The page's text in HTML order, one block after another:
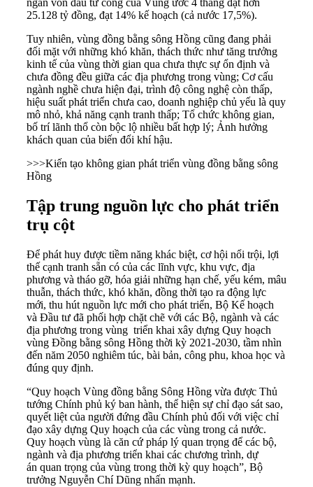
ngân vốn đầu tư công của Vùng ước 4 tháng đạt hơn
25.128 tỷ đồng, đạt 14% kế hoạch (cả nước 17,5%).
Tuy nhiên, vùng đồng bằng sông Hồng cũng đang phải
đối mặt với những khó khăn, thách thức như tăng trưởng
kinh tế của vùng thời gian qua chưa thực sự ổn định và
chưa đồng đều giữa các địa phương trong vùng; Cơ cấu
ngành nghề chưa hiện đại, trình độ công nghệ còn thấp,
hiệu suất phát triển chưa cao, doanh nghiệp chủ yếu là quy
mô nhỏ, khả năng cạnh tranh thấp; Tổ chức không gian,
bố trí lãnh thổ còn bộc lộ nhiều bất hợp lý; Ảnh hưởng
khách quan của biến đổi khí hậu.
>>>Kiến tạo không gian phát triển vùng đồng bằng sông
Hồng
Tập trung nguồn lực cho phát triển
trụ cột
Để phát huy được tiềm năng khác biệt, cơ hội nổi trội, lợi
thế cạnh tranh sẵn có của các lĩnh vực, khu vực, địa
phương và tháo gỡ, hóa giải những hạn chế, yếu kém, mâu
thuẫn, thách thức, khó khăn, đồng thời tạo ra động lực
mới, thu hút nguồn lực mới cho phát triển, Bộ Kế hoạch
và Đầu tư đã phối hợp chặt chẽ với các Bộ, ngành và các
địa phương trong vùng triển khai xây dựng Quy hoạch
vùng Đồng bằng sông Hồng thời kỳ 2021-2030, tầm nhìn
đến năm 2050 nghiêm túc, bài bản, công phu, khoa học và
đúng quy định.
“Quy hoạch Vùng đồng bằng Sông Hồng vừa được Thủ
tướng Chính phủ ký ban hành, thể hiện sự chỉ đạo sát sao,
quyết liệt của người đứng đầu Chính phủ đối với việc chỉ
đạo xây dựng Quy hoạch của các vùng trong cả nước.
Quy hoạch vùng là căn cứ pháp lý quan trọng để các bộ,
ngành và địa phương triển khai các chương trình, dự
án quan trọng của vùng trong thời kỳ quy hoạch”, Bộ
trưởng Nguyễn Chí Dũng nhấn mạnh.